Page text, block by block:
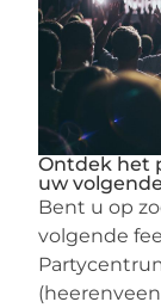
Ontdek het
uw
Bent u op
volgende